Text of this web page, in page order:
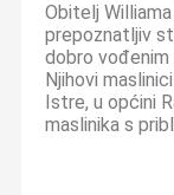
Obitelj
prepoznatljiv
dobro
Njihovi
Istre, u općini
maslinika s